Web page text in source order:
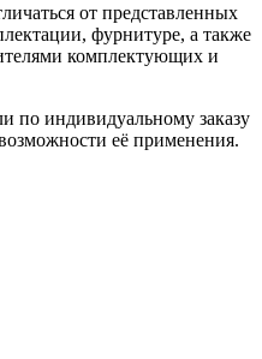
от представленных
фурнитуре, а также
комплектующих и
по индивидуальному заказу
её применения.